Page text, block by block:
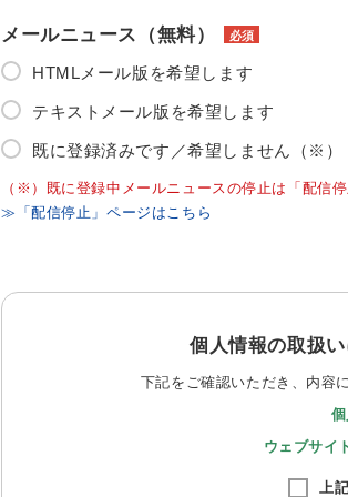
メールニュース（無料） 必須
HTMLメール版を希望します
テキストメール版を希望します
既に登録済みです／希望しません（※）
（※）既に登録中メールニュースの停止は「配信
≫「配信停止」ページはこちら
個人情報の取扱
下記をご確認いただき、内容
ウェブサイ
上